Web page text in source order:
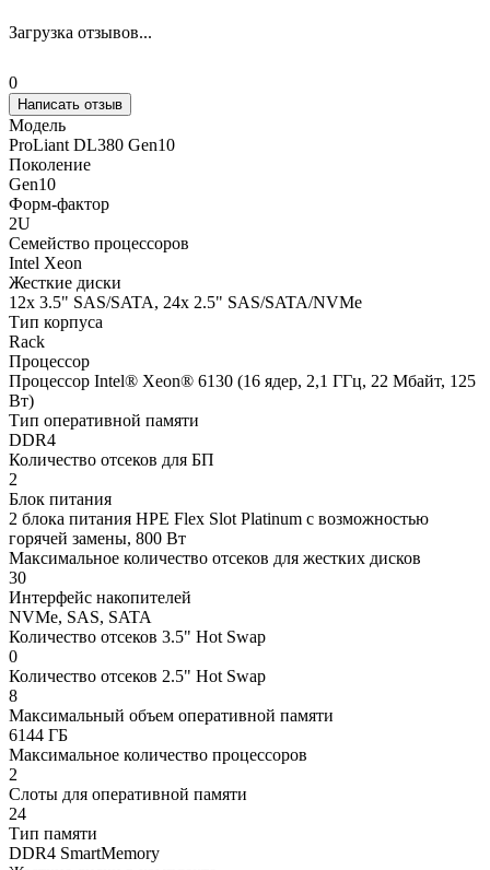
Загрузка отзывов...
0
Написать отзыв
Модель
ProLiant DL380 Gen10
Поколение
Gen10
Форм-фактор
2U
Семейство процессоров
Intel Xeon
Жесткие диски
12x 3.5" SAS/SATA, 24x 2.5" SAS/SATA/NVMe
Тип корпуса
Rack
Процессор
Процессор Intel® Xeon® 6130 (16 ядер, 2,1 ГГц, 22 Мбайт, 125
Вт)
Тип оперативной памяти
DDR4
Количество отсеков для БП
2
Блок питания
2 блока питания HPE Flex Slot Platinum с возможностью
горячей замены, 800 Вт
Максимальное количество отсеков для жестких дисков
30
Интерфейс накопителей
NVMe, SAS, SATA
Количество отсеков 3.5" Hot Swap
0
Количество отсеков 2.5" Hot Swap
8
Максимальный объем оперативной памяти
6144 ГБ
Максимальное количество процессоров
2
Слоты для оперативной памяти
24
Тип памяти
DDR4 SmartMemory